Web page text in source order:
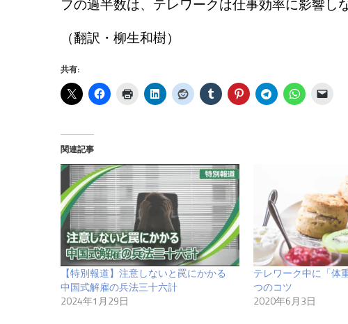
フの過半数は、テレワークは仕事効率に影響し
（翻訳・ 柳生和樹）
共有:
関連記事
【特別報道】注意しないと罠にかかる
中国式解雇の兵法三十六計
2024年1月29日
テレワーク中に「体
つのコツ
2020年6月3日